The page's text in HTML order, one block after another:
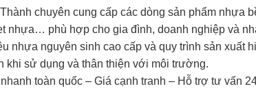
chuyên cung cấp các dòng sản phẩm nhựa
nhựa… phù hợp cho gia đình, doanh nghiệp và
nhựa nguyên sinh cao cấp và quy trình sản xuất
khi sử dụng và thân thiện với môi trường.
toàn quốc – Giá cạnh tranh – Hỗ trợ tư vấn